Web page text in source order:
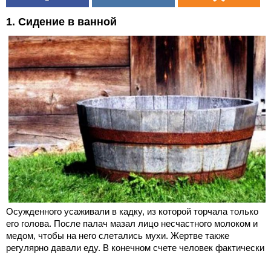
1. Сидение в ванной
Осужденного усаживали в кадку, из которой торчала только
его голова. После палач мазал лицо несчастного молоком и
медом, чтобы на него слетались мухи. Жертве также
регулярно давали еду. В конечном счете человек фактически